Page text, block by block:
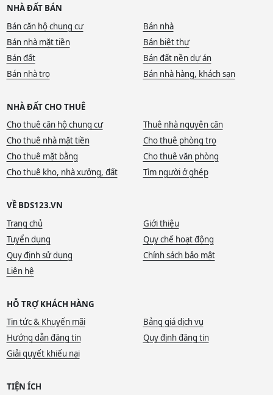
NHÀ ĐẤT BÁN
Bán căn hộ chung cư
Bán nhà
Bán nhà mặt tiền
Bán biệt thự
Bán đất
Bán đất nền dự án
Bán nhà trọ
Bán nhà hàng, khách sạn
NHÀ ĐẤT CHO THUÊ
Cho thuê căn hộ chung cư
Thuê nhà nguyên căn
Cho thuê nhà mặt tiền
Cho thuê phòng trọ
Cho thuê mặt bằng
Cho thuê văn phòng
Cho thuê kho, nhà xưởng, đất
Tìm người ở ghép
VỀ BDS123.VN
Trang chủ
Giới thiệu
Tuyển dụng
Quy chế hoạt động
Quy định sử dụng
Chính sách bảo mật
Liên hệ
HỖ TRỢ KHÁCH HÀNG
Tin tức & Khuyến mãi
Bảng giá dịch vụ
Hướng dẫn đăng tin
Quy định đăng tin
Giải quyết khiếu nại
TIỆN ÍCH